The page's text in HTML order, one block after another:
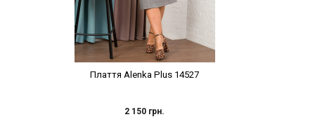
Плаття Alenka Plus 14527
2 150 грн.